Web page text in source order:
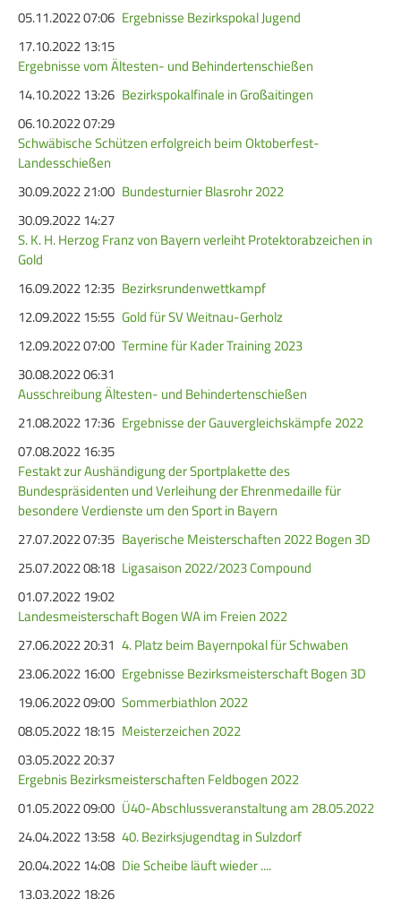
05.11.2022 07:06 Ergebnisse Bezirkspokal Jugend
17.10.2022 13:15
Ergebnisse vom Ältesten- und Behindertenschießen
14.10.2022 13:26 Bezirkspokalfinale in Großaitingen
06.10.2022 07:29
Schwäbische Schützen erfolgreich beim Oktoberfest-
Landesschießen
30.09.2022 21:00 Bundesturnier Blasrohr 2022
30.09.2022 14:27
S. K. H. Herzog Franz von Bayern verleiht Protektorabzeichen in
Gold
16.09.2022 12:35 Bezirksrundenwettkampf
12.09.2022 15:55 Gold für SV Weitnau-Gerholz
12.09.2022 07:00 Termine für Kader Training 2023
30.08.2022 06:31
Ausschreibung Ältesten- und Behindertenschießen
21.08.2022 17:36 Ergebnisse der Gauvergleichskämpfe 2022
07.08.2022 16:35
Festakt zur Aushändigung der Sportplakette des
Bundespräsidenten und Verleihung der Ehrenmedaille für
besondere Verdienste um den Sport in Bayern
27.07.2022 07:35 Bayerische Meisterschaften 2022 Bogen 3D
25.07.2022 08:18 Ligasaison 2022/2023 Compound
01.07.2022 19:02
Landesmeisterschaft Bogen WA im Freien 2022
27.06.2022 20:31 4. Platz beim Bayernpokal für Schwaben
23.06.2022 16:00 Ergebnisse Bezirksmeisterschaft Bogen 3D
19.06.2022 09:00 Sommerbiathlon 2022
08.05.2022 18:15 Meisterzeichen 2022
03.05.2022 20:37
Ergebnis Bezirksmeisterschaften Feldbogen 2022
01.05.2022 09:00 Ü40-Abschlussveranstaltung am 28.05.2022
24.04.2022 13:58 40. Bezirksjugendtag in Sulzdorf
20.04.2022 14:08 Die Scheibe läuft wieder ....
13.03.2022 18:26
Meisterschaften
Bogen
Senioren-Auflage
Kader
RWK
Bezirkspokal
Lichtgewehre
Damen im Schützensport
Frauen Ü40
Schützenkönige
Para-Schießsport
Navigation
überspringen
Datenschutz
Kontakt